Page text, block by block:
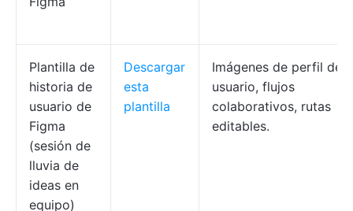
Plantilla de
historia de
usuario de
Figma
(sesión de
lluvia de
ideas en
equipo)
Descargar
esta
plantilla
Imágenes de perfil de
usuario, flujos
colaborativos, rutas
editables.